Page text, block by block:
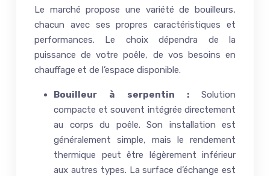
Le marché propose une variété de bouilleurs,
chacun avec ses propres caractéristiques et
performances. Le choix dépendra de la
puissance de votre poêle, de vos besoins en
chauffage et de l’espace disponible.
Bouilleur à serpentin : Solution
compacte et souvent intégrée directement
au corps du poêle. Son installation est
généralement simple, mais le rendement
thermique peut être légèrement inférieur
aux autres types. La surface d’échange est